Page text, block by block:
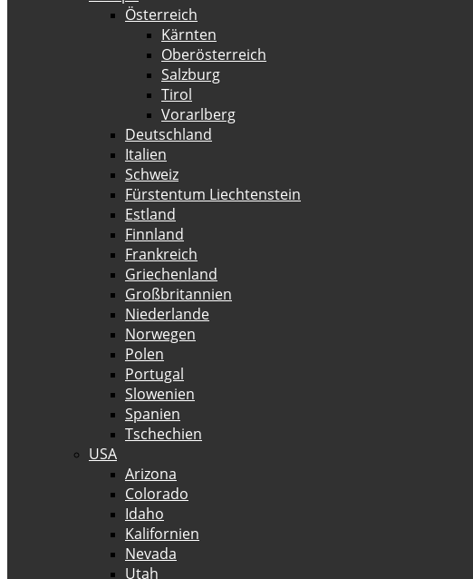
Österreich
Kärnten
Oberösterreich
Salzburg
Tirol
Vorarlberg
Deutschland
Italien
Schweiz
Fürstentum Liechtenstein
Estland
Finnland
Frankreich
Griechenland
Großbritannien
Niederlande
Norwegen
Polen
Portugal
Slowenien
Spanien
Tschechien
USA
Arizona
Colorado
Idaho
Kalifornien
Nevada
Utah